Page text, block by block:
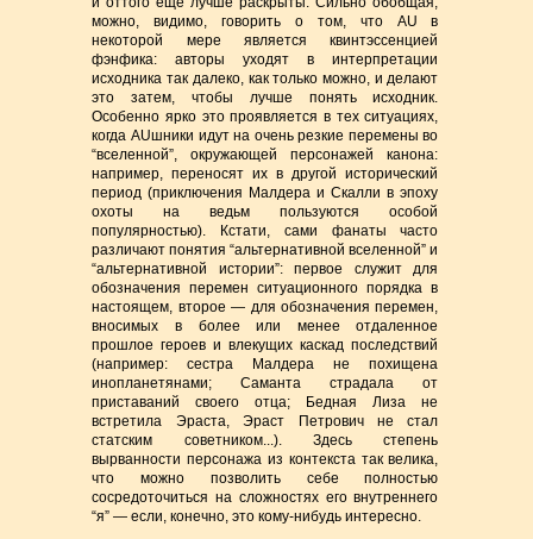
можно, видимо, говорить о том, что AU в
некоторой мере является квинтэссенцией
фэнфика: авторы уходят в интерпретации
исходника так далеко, как только можно, и делают
это затем, чтобы лучше понять исходник.
Особенно ярко это проявляется в тех ситуациях,
когда AUшники идут на очень резкие перемены во
“вселенной”, окружающей персонажей канона:
например, переносят их в другой исторический
период (приключения Малдера и Скалли в эпоху
охоты на ведьм пользуются особой
популярностью). Кстати, сами фанаты часто
различают понятия “альтернативной вселенной” и
“альтернативной истории”: первое служит для
обозначения перемен ситуационного порядка в
настоящем, второе — для обозначения перемен,
вносимых в более или менее отдаленное
прошлое героев и влекущих каскад последствий
(например: сестра Малдера не похищена
инопланетянами; Саманта страдала от
приставаний своего отца; Бедная Лиза не
встретила Эраста, Эраст Петрович не стал
статским советником...). Здесь степень
вырванности персонажа из контекста так велика,
что можно позволить себе полностью
сосредоточиться на сложностях его внутреннего
“я” — если, конечно, это кому-нибудь интересно.